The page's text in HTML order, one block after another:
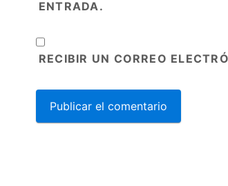
ENTRADA.
RECIBIR UN CORREO